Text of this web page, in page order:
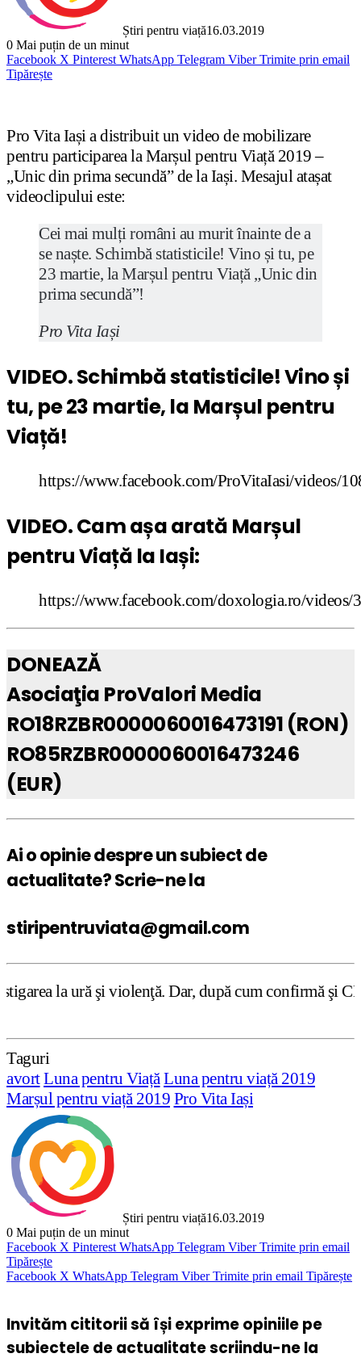
Știri pentru viață16.03.2019
0 Mai puțin de un minut
Facebook X Pinterest WhatsApp Telegram Viber Trimite prin email
Tipărește
Pro Vita Iași a distribuit un video de mobilizare
pentru participarea la Marșul pentru Viață 2019 –
„Unic din prima secundă” de la Iași. Mesajul atașat
videoclipului este:
Cei mai mulți români au murit înainte de a
se naște. Schimbă statisticile! Vino și tu, pe
23 martie, la Marșul pentru Viață „Unic din
prima secundă”!
Pro Vita Iași
VIDEO. Schimbă statisticile! Vino și
tu, pe 23 martie, la Marșul pentru
Viață!
https://www.facebook.com/ProVitaIasi/videos/
VIDEO. Cam așa arată Marșul
pentru Viață la Iași:
https://www.facebook.com/doxologia.ro/videos/
DONEAZĂ
Asociaţia ProValori Media
RO18RZBR0000060016473191 (RON)
RO85RZBR0000060016473246
(EUR)
Ai o opinie despre un subiect de
actualitate? Scrie-ne la
stiripentruviata@gmail.com
violenţă. Dar, după cum confirmă şi CEDO în
Taguri
avortLuna pentru Viață Luna pentru viață 2019
Marșul pentru viață 2019 Pro Vita Iași
Știri pentru viață16.03.2019
0 Mai puțin de un minut
Facebook X Pinterest WhatsApp Telegram Viber Trimite prin email
Tipărește
Facebook X WhatsApp Telegram Viber Trimite prin email Tipărește
Invităm cititorii să își exprime opiniile pe
subiectele de actualitate scriindu-ne la